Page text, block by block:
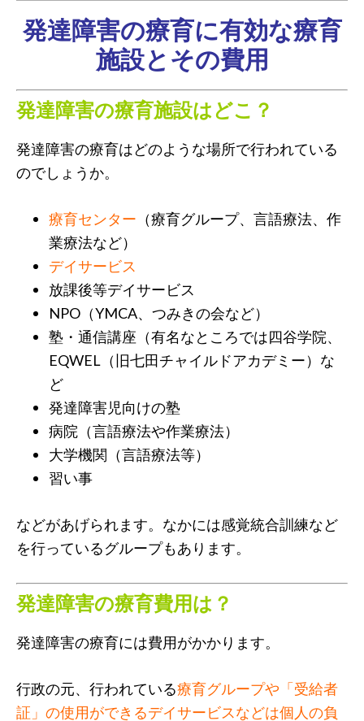
発達障害の療育に有効な療育
施設とその費用
発達障害の療育施設はどこ？
発達障害の療育はどのような場所で行われている
のでしょうか。
療育センター （療育グループ、言語療法、作
業療法など）
デイサービス
放課後等デイサービス
NPO（YMCA、つみきの会など）
塾・通信講座（有名なところでは四谷学院、
EQWEL（旧七田チャイルドアカデミー）な
ど
発達障害児向けの塾
病院（言語療法や作業療法）
大学機関（言語療法等）
習い事
などがあげられます。なかには感覚統合訓練など
を行っているグループもあります。
発達障害の療育費用は？
発達障害の療育には費用がかかります。
行政の元、行われている療育グループや「受給者
証」の使用ができるデイサービスなどは個人の負